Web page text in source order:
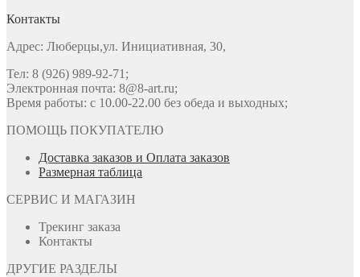
Контакты
Адрес: Люберцы,ул. Инициативная, 30,
Тел: 8 (926) 989-92-71;
Электронная почта: 8@8-art.ru;
Время работы: с 10.00-22.00 без обеда и выходных;
ПОМОЩЬ ПОКУПАТЕЛЮ
Доставка заказов и Оплата заказов
Размерная таблица
СЕРВИС И МАГАЗИН
Трекинг заказа
Контакты
ДРУГИЕ РАЗДЕЛЫ